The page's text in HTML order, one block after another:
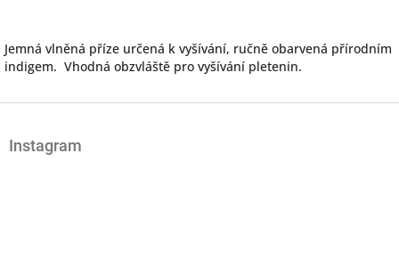
Jemná vlněná příze určená k vyšívání, ručně obarvená přírodním
indigem. Vhodná obzvláště pro vyšívání pletenin.
Instagram